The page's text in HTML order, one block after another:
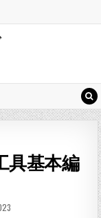
具基本編
DATE: